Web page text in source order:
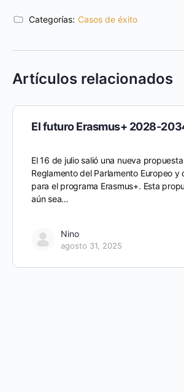
Categorías: Casos de éxito
Artículos relacionados
El futuro Erasmus+ 2028-
El 16 de julio salió una nueva
Reglamento del Parlamento Europeo y
para el programa Erasmus+. Esta
aún sea…
Nino
agosto 31, 2025